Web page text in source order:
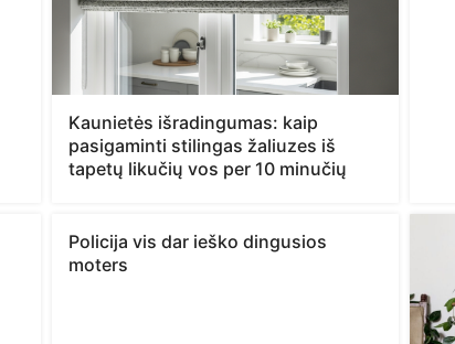
Kaunietės išradingumas: kaip
pasigaminti stilingas žaliuzes iš
tapetų likučių vos per 10 minučių
Policija vis dar ieško dingusios
moters